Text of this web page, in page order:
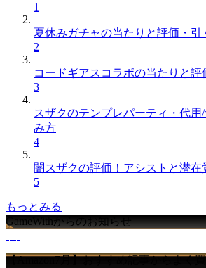
1
夏休みガチャの当たりと評価・引
2
コードギアスコラボの当たりと評
3
スザクのテンプレパーティ・代用
み方
4
闇スザクの評価！アシストと潜在
5
もっとみる
GameWithからのお知らせ
【Amazon7月】おすすめ記事からよく